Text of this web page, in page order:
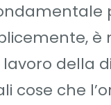
è
della
cose che